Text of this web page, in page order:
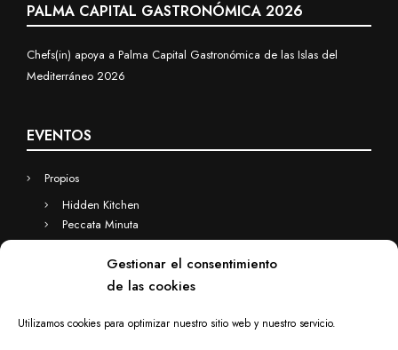
Gestionar el consentimiento
de las cookies
Utilizamos cookies para optimizar nuestro sitio web y nuestro servicio.
PALMA CAPITAL GASTRONÓMICA 2026
Chefs(in) apoya a Palma Capital Gastronómica de las Islas del
Mediterráneo 2026
EVENTOS
Propios
Hidden Kitchen
Peccata Minuta
Eventos a medida
Hidden Kitchen Business